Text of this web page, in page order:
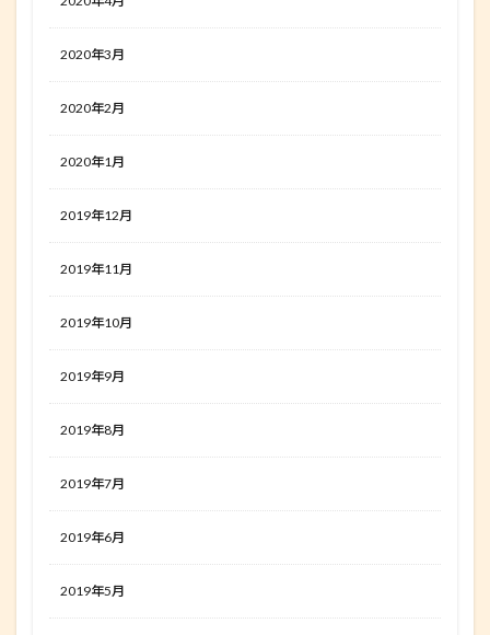
2020年3月
2020年2月
2020年1月
2019年12月
2019年11月
2019年10月
2019年9月
2019年8月
2019年7月
2019年6月
2019年5月